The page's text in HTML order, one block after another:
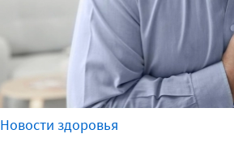
Новости здоровья